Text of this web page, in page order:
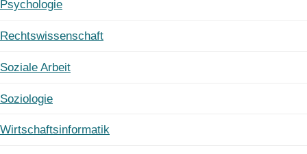
Psychologie
Rechtswissenschaft
Soziale Arbeit
Soziologie
Wirtschaftsinformatik